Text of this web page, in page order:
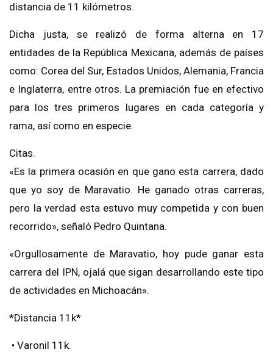
distancia de 11 kilómetros.
Dicha justa, se realizó de forma alterna en 17
entidades de la República Mexicana, además de países
como: Corea del Sur, Estados Unidos, Alemania, Francia
e Inglaterra, entre otros. La premiación fue en efectivo
para los tres primeros lugares en cada categoría y
rama, así como en especie.
Citas.
«Es la primera ocasión en que gano esta carrera, dado
que yo soy de Maravatio. He ganado otras carreras,
pero la verdad esta estuvo muy competida y con buen
recorrido», señaló Pedro Quintana.
«Orgullosamente de Maravatio, hoy pude ganar esta
carrera del IPN, ojalá que sigan desarrollando este tipo
de actividades en Michoacán».
*Distancia 11k*
• Varonil 11k.